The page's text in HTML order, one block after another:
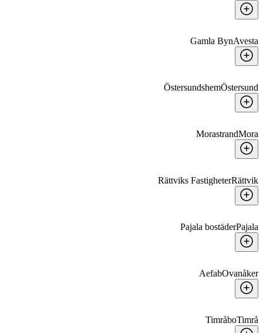
Gamla BynAvesta
ÖstersundshemÖstersund
MorastrandMora
Rättviks FastigheterRättvik
Pajala bostäderPajala
AefabOvanåker
TimråboTimrå